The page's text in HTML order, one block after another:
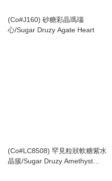
(Co#J160) 砂糖彩晶瑪瑙
心/Sugar Druzy Agate Heart
(Co#LC8508) 罕見粒狀軟糖紫水
晶簇/Sugar Druzy Amethyst